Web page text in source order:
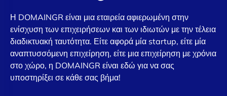
Η DOMAINGR είναι μια εταιρεία αφιερωμένη στην
ενίσχυση των επιχειρήσεων και των ιδιωτών με την τέλεια
διαδικτυακή ταυτότητα. Είτε αφορά μία startup, είτε μία
αναπτυσσόμενη επιχείρηση, είτε μια επιχείρηση με χρόνια
στο χώρο, η DOMAINGR είναι εδώ για να σας
υποστηρίξει σε κάθε σας βήμα!